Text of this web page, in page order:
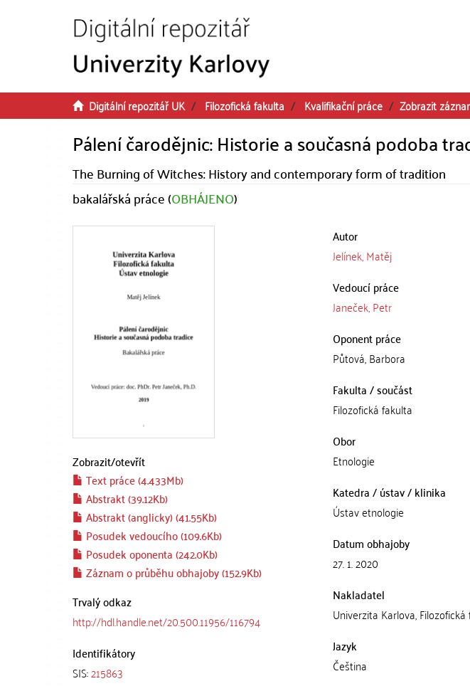
Digitální repozitář UK Filozofická fakulta Kvalifikační práce Zobrazit
Pálení čarodějnic: Historie a současná podoba
The Burning of Witches: History and contemporary form of tradition
bakalářská práce (OBHÁJENO)
Zobrazit/otevřít
Text práce (4.433Mb)
Abstrakt (39.12Kb)
Abstrakt (anglicky) (41.55Kb)
Posudek vedoucího (109.6Kb)
Posudek oponenta (242.0Kb)
Záznam o průběhu obhajoby (152.9Kb)
Trvalý odkaz
http://hdl.handle.net/20.500.11956/116794
Identifikátory
SIS:215863
Autor
Jelínek, Matěj
Vedoucí práce
Janeček, Petr
Oponent práce
Půtová, Barbora
Fakulta / součást
Filozofická fakulta
Obor
Etnologie
Katedra / ústav / klinika
Ústav etnologie
Datum obhajoby
27. 1. 2020
Nakladatel
Univerzita Karlova,
Jazyk
Čeština